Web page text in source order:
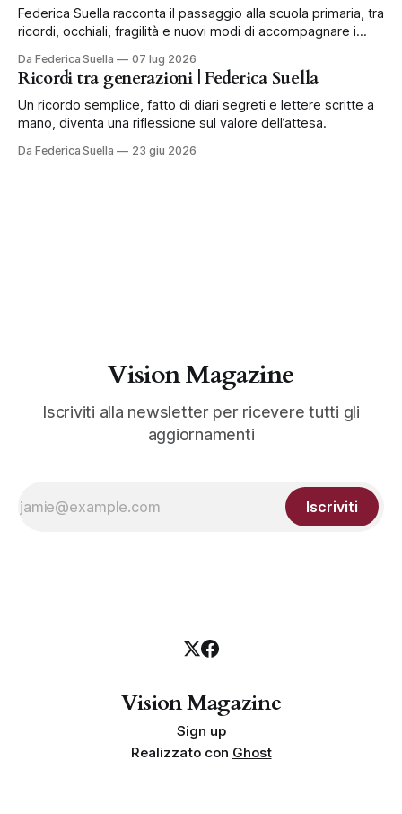
Federica Suella racconta il passaggio alla scuola primaria, tra
ricordi, occhiali, fragilità e nuovi modi di accompagnare i
Da Federica Suella 07 lug 2026
Ricordi tra generazioni | Federica Suella
Un ricordo semplice, fatto di diari segreti e lettere scritte a
mano, diventa una riflessione sul valore dell’attesa.
Da Federica Suella 23 giu 2026
Vision Magazine
Iscriviti alla newsletter per ricevere tutti gli
aggiornamenti
Iscriviti
Vision Magazine
Sign up
Realizzato con Ghost